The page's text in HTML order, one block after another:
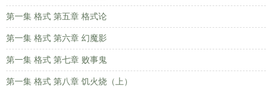
第一集 格式 第五章 格式论
第一集 格式 第六章 幻魔影
第一集 格式 第七章 败事鬼
第一集 格式 第八章 饥火烧（上）